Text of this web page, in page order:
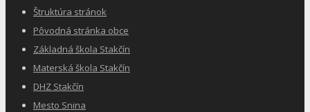
Štruktúra stránok
Pôvodná stránka obce
Základná škola Stakčín
Materská škola Stakčín
DHZ Stakčín
Mesto Snina